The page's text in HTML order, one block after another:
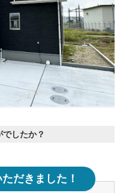
したか？
だきました！